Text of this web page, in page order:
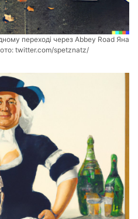
переході через Abbey Road Яна
twitter.com/spetznatz/